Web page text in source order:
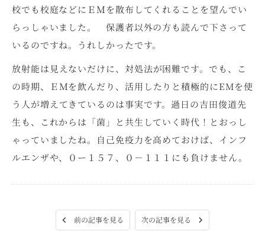
校でも校庭などにＥＭを散布してくれることを望んでい
らっしゃいました。 保護者以外の方も読んで下さって
いるのですね。うれしかったです。
放射能は見えないだけに、対処法が困難です。でも、こ
の時期、ＥＭを飲んだり、活用したりと積極的にEMを使
う人が増えてきているのは事実です。過日の吉田俊道先
生も、これからは「菌」と共生していく時代！とおっし
ゃっていましたね。自己免疫力を高めておけば、インフ
ルエンザや、０ー１５７、０－１１１にも負けません。
前の記事を見る 次の記事を見る